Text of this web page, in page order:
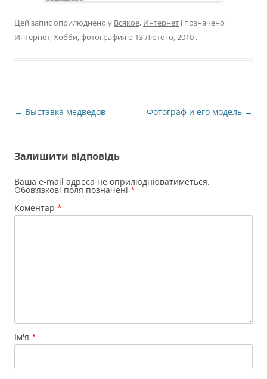
Цей запис оприлюднено у Всякое, Интернет і позначено
Интернет,Хобби,фотография о 13 Лютого, 2010 .
Навігація
← Выставка медведов Фотограф и его модель →
Залишити відповідь
Ваша e-mail адреса не оприлюднюватиметься.
Обов’язкові поля позначені *
Коментар *
Ім'я *